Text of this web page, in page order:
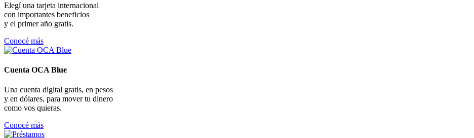
Elegí una tarjeta internacional
con importantes beneficios
y el primer año gratis.
Conocé más
Cuenta OCA Blue
Una cuenta digital gratis, en pesos
y en dólares, para mover tu dinero
como vos quieras.
Conocé más